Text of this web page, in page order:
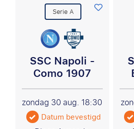
Serie A
SSC Napoli -
Como 1907
zondag 30 aug. 18:30
Datum bevestigd